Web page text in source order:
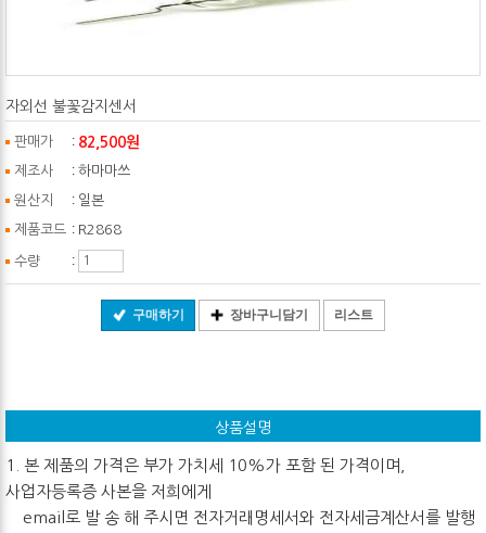
자외선 불꽃감지센서
판매가 : 82,500원
제조사 : 하마마쓰
원산지 : 일본
제품코드 : R2868
수량 :
구매하기 장바구니담기 리스트
상품설명
1. 본 제품의 가격은 부가 가치세 10%가 포함 된 가격이며,
사업자등록증 사본을 저희에게
email로 발 송 해 주시면 전자거래명세서와 전자세금계산서를 발행